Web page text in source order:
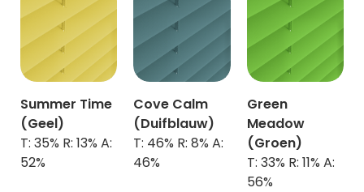
Summer Time
(Geel)
T: 35% R: 13% A:
52%
Cove Calm
(Duifblauw)
T: 46% R: 8% A:
46%
Green
Meadow
(Groen)
T: 33% R: 11% A:
56%